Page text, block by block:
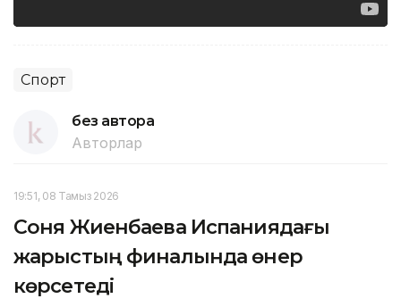
Спорт
без автора
Авторлар
19:51, 08 Тамыз 2026
Соня Жиенбаева Испаниядағы
жарыстың финалында өнер
көрсетеді